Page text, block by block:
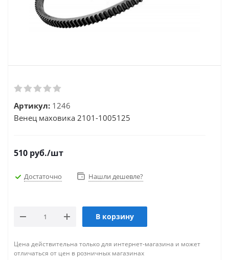
Артикул: 1246
Венец маховика 2101-1005125
510 руб./шт
Достаточно Нашли дешевле?
В корзину
Цена действительна только для интернет-магазина и может
отличаться от цен в розничных магазинах